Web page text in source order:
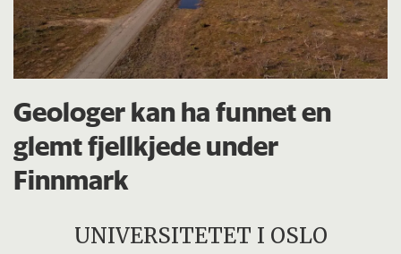
Geologer kan ha funnet en
glemt fjellkjede under
Finnmark
UNIVERSITETET I OSLO